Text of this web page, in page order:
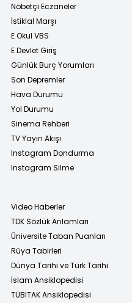
Nöbetçi Eczaneler
İstiklal Marşı
E Okul VBS
E Devlet Giriş
Günlük Burç Yorumları
Son Depremler
Hava Durumu
Yol Durumu
Sinema Rehberi
TV Yayın Akışı
Instagram Dondurma
Instagram Silme
Video Haberler
TDK Sözlük Anlamları
Üniversite Taban Puanları
Rüya Tabirleri
Dünya Tarihi ve Türk Tarihi
İslam Ansiklopedisi
TÜBİTAK Ansiklopedisi